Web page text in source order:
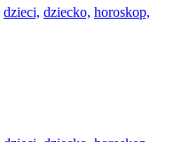
dzieci, dziecko, horoskop,